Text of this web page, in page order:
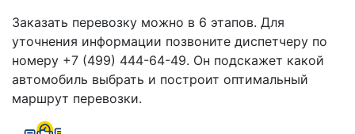
Заказать перевозку можно в 6 этапов. Для
уточнения информации позвоните диспетчеру по
номеру +7 (499) 444-64-49. Он подскажет какой
автомобиль выбрать и построит оптимальный
маршрут перевозки.